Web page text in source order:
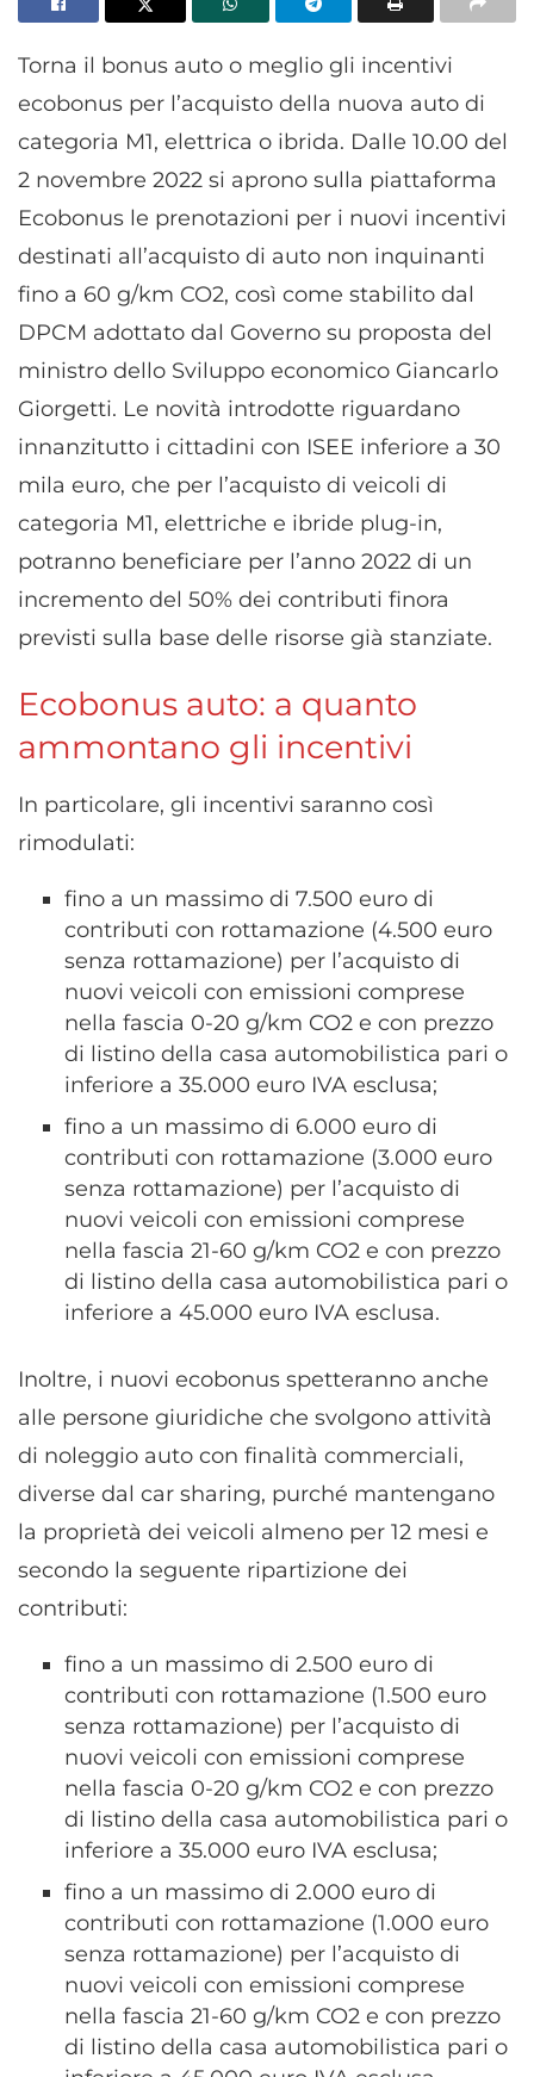
Torna il bonus auto o meglio gli incentivi
ecobonus per l’acquisto della nuova auto di
categoria M1, elettrica o ibrida. Dalle 10.00 del
2 novembre 2022 si aprono sulla piattaforma
Ecobonus le prenotazioni per i nuovi incentivi
destinati all’acquisto di auto non inquinanti
fino a 60 g/km CO2, così come stabilito dal
DPCM adottato dal Governo su proposta del
ministro dello Sviluppo economico Giancarlo
Giorgetti. Le novità introdotte riguardano
innanzitutto i cittadini con ISEE inferiore a 30
mila euro, che per l’acquisto di veicoli di
categoria M1, elettriche e ibride plug-in,
potranno beneficiare per l’anno 2022 di un
incremento del 50% dei contributi finora
previsti sulla base delle risorse già stanziate.
Ecobonus auto: a quanto
ammontano gli incentivi
In particolare, gli incentivi saranno così
rimodulati:
fino a un massimo di 7.500 euro di
contributi con rottamazione (4.500 euro
senza rottamazione) per l’acquisto di
nuovi veicoli con emissioni comprese
nella fascia 0-20 g/km CO2 e con prezzo
di listino della casa automobilistica pari o
inferiore a 35.000 euro IVA esclusa;
fino a un massimo di 6.000 euro di
contributi con rottamazione (3.000 euro
senza rottamazione) per l’acquisto di
nuovi veicoli con emissioni comprese
nella fascia 21-60 g/km CO2 e con prezzo
di listino della casa automobilistica pari o
inferiore a 45.000 euro IVA esclusa.
Inoltre, i nuovi ecobonus spetteranno anche
alle persone giuridiche che svolgono attività
di noleggio auto con finalità commerciali,
diverse dal car sharing, purché mantengano
la proprietà dei veicoli almeno per 12 mesi e
secondo la seguente ripartizione dei
contributi:
fino a un massimo di 2.500 euro di
contributi con rottamazione (1.500 euro
senza rottamazione) per l’acquisto di
nuovi veicoli con emissioni comprese
nella fascia 0-20 g/km CO2 e con prezzo
di listino della casa automobilistica pari o
inferiore a 35.000 euro IVA esclusa;
fino a un massimo di 2.000 euro di
contributi con rottamazione (1.000 euro
senza rottamazione) per l’acquisto di
nuovi veicoli con emissioni comprese
nella fascia 21-60 g/km CO2 e con prezzo
di listino della casa automobilistica pari o